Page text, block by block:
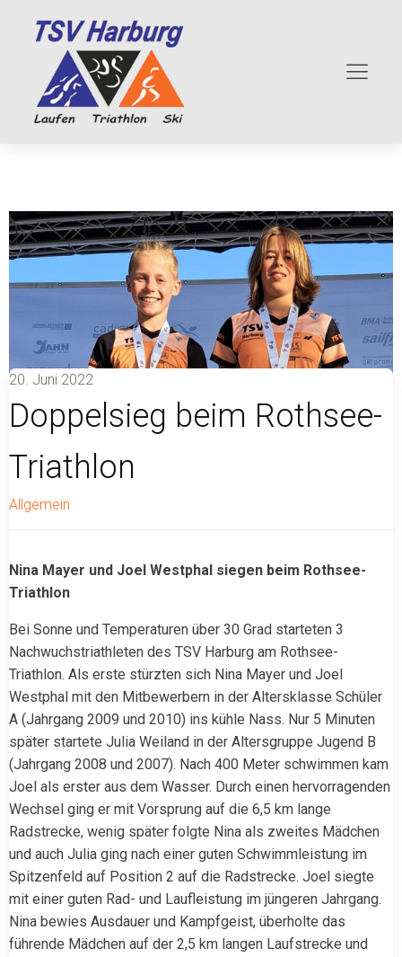
20. Juni 2022
Doppelsieg beim Rothsee-
Triathlon
Allgemein
Nina Mayer und Joel Westphal siegen beim Rothsee-
Triathlon
Bei Sonne und Temperaturen über 30 Grad starteten 3
Nachwuchstriathleten des TSV Harburg am Rothsee-
Triathlon. Als erste stürzten sich Nina Mayer und Joel
Westphal mit den Mitbewerbern in der Altersklasse Schüler
A (Jahrgang 2009 und 2010) ins kühle Nass. Nur 5 Minuten
später startete Julia Weiland in der Altersgruppe Jugend B
(Jahrgang 2008 und 2007). Nach 400 Meter schwimmen kam
Joel als erster aus dem Wasser. Durch einen hervorragenden
Wechsel ging er mit Vorsprung auf die 6,5 km lange
Radstrecke, wenig später folgte Nina als zweites Mädchen
und auch Julia ging nach einer guten Schwimmleistung im
Spitzenfeld auf Position 2 auf die Radstrecke. Joel siegte
mit einer guten Rad- und Laufleistung im jüngeren Jahrgang.
Nina bewies Ausdauer und Kampfgeist, überholte das
führende Mädchen auf der 2,5 km langen Laufstrecke und